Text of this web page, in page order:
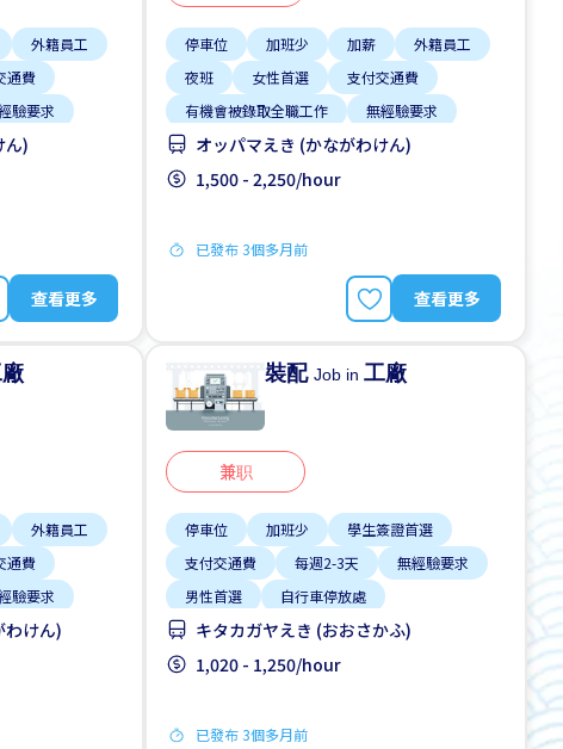
外籍員工
通費
驗要求
ん)
查看更多
停車位 加班少 加薪
外籍員工
夜班
女性首選
支付交通費
有機會被錄取全職工作
無經驗要求
オッパマえき (かながわけん)
1,500 - 2,250/hour
已發布 3個多月前
查看更多
外籍員工
通費
驗要求
わけん)
裝配Job in工廠
兼职
停車位 加班少
學生簽證首選
支付交通費
每週2-3天
無經驗要求
男性首選
自行車停放處
キタカガヤえき (おおさかふ)
1,020 - 1,250/hour
已發布 3個多月前